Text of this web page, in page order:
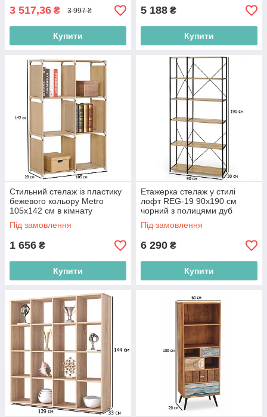
3 517,36 ₴ 3 997 ₴
Купити
5 188 ₴
Купити
Стильний стелаж із пластику
бежевого кольору Metro
105х142 см в кімнату
Під замовлення
1 656 ₴
Купити
Етажерка стелаж у стилі
лофт REG-19 90х190 см
чорний з полицями дуб
сонома для офісу
Під замовлення
6 290 ₴
Купити